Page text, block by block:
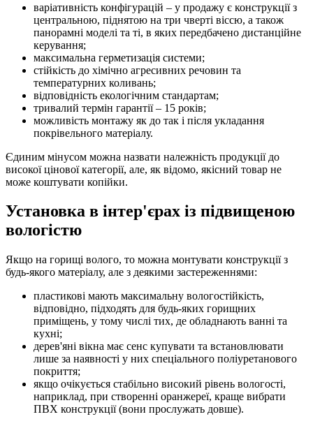
варіативність конфігурацій – у продажу є конструкції з
центральною, піднятою на три чверті віссю, а також
панорамні моделі та ті, в яких передбачено дистанційне
керування;
максимальна герметизація системи;
стійкість до хімічно агресивних речовин та
температурних коливань;
відповідність екологічним стандартам;
тривалий термін гарантії – 15 років;
можливість монтажу як до так і після укладання
покрівельного матеріалу.
Єдиним мінусом можна назвати належність продукції до
високої цінової категорії, але, як відомо, якісний товар не
може коштувати копійки.
Установка в інтер'єрах із підвищеною
вологістю
Якщо на горищі волого, то можна монтувати конструкції з
будь-якого матеріалу, але з деякими застереженнями:
пластикові мають максимальну вологостійкість,
відповідно, підходять для будь-яких горищних
приміщень, у тому числі тих, де обладнають ванні та
кухні;
дерев'яні вікна має сенс купувати та встановлювати
лише за наявності у них спеціального поліуретанового
покриття;
якщо очікується стабільно високий рівень вологості,
наприклад, при створенні оранжереї, краще вибрати
ПВХ конструкції (вони прослужать довше).